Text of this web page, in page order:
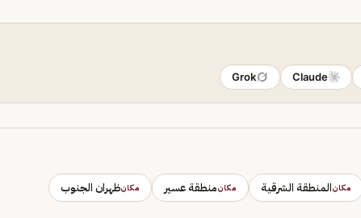
Claude
Grok
مكانالمنطقة الشرقية مكانمنطقة عسير مكانظهران الجنوب